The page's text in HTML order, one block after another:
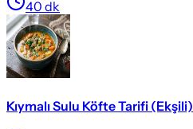
40 dk
Kıymalı Sulu Köfte Tarifi (Ekşili)